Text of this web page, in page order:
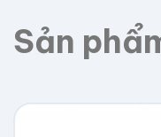
Sản